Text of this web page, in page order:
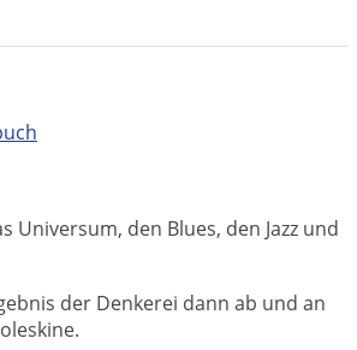
Universum, den Blues, den Jazz und
der Denkerei dann ab und an